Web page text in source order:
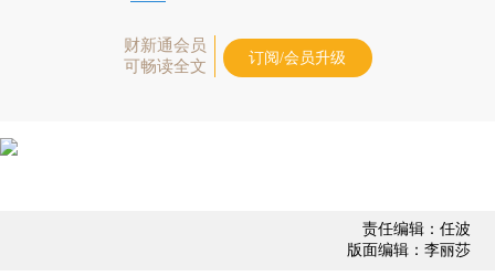
财新通会员
可畅读全文
订阅/会员升级
责任编辑：任波
版面编辑：李丽莎